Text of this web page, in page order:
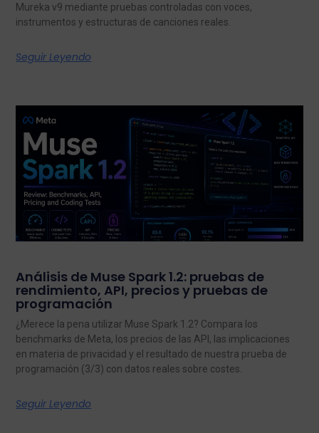
Mureka v9 mediante pruebas controladas con voces,
instrumentos y estructuras de canciones reales.
Seguir Leyendo
Análisis de Muse Spark 1.2: pruebas de
rendimiento, API, precios y pruebas de
programación
¿Merece la pena utilizar Muse Spark 1.2? Compara los
benchmarks de Meta, los precios de las API, las implicaciones
en materia de privacidad y el resultado de nuestra prueba de
programación (3/3) con datos reales sobre costes.
Seguir Leyendo